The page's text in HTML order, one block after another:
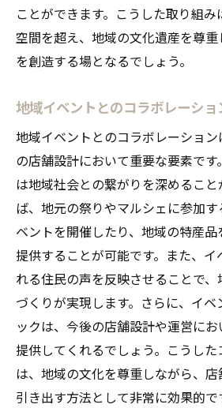
地元住民の声を反映する
地域コミュニティとの関
環境に優しいサービスの提
地域共生型店舗設計安城市の
ン
地域社会との共生を目指
未来志向の店舗設計コン
地域活性化を促進する店舗
地元経済に貢献するデザ
次世代に向けた店舗運営
地域の発展をサポートす
ことができます。こうした取り組
空間を超え、地域の文化遺産を尊
を創造する場となるでしょう。
地域イベントとのコラボレーショ
地域イベントとのコラボレーショ
の店舗設計において重要な要素で
は地域社会との繋がりを深めるこ
ば、地元の祭りやマルシェに参加
ベントを開催したり、地域の特産
提供することが可能です。また、
れる住民の声を反映させることで
づくりが実現します。さらに、イ
ックは、今後の店舗設計や運営に
提供してくれるでしょう。こうし
は、地域の文化を尊重しながら、
引き出す方法として非常に効果的で